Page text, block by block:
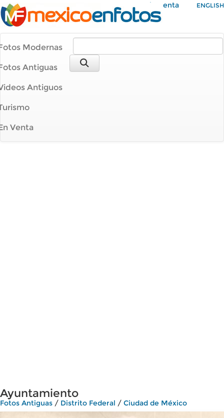
Mi Cuenta ENGLISH
Modernas
Antiguas
Antiguos
Venta
Ayuntamiento
Fotos Antiguas / Distrito Federal / Ciudad de México